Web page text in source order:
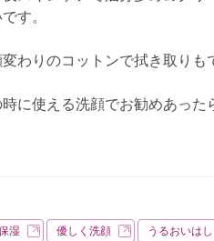
す。
わりのコットンで拭き取りも
に使える洗顔でお勧めあった
湿 優しく洗顔 うるおいは